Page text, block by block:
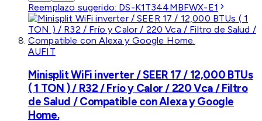
Reemplazo sugerido: DS-K1T344MBFWX-E1
AUFIT
Minisplit WiFi inverter / SEER 17 / 12,000 BTUs
( 1 TON ) / R32 / Frío y Calor / 220 Vca / Filtro
de Salud / Compatible con Alexa y Google
Home.